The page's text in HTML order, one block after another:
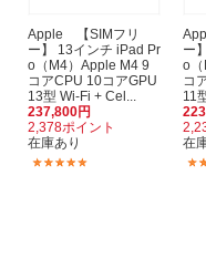
Apple 【SIMフリ
ー】 13インチ iPad Pr
o（M4）Apple M4 9
コアCPU 10コアGPU
13型 Wi-Fi + Cel...
237,800円
2,378ポイント
在庫あり
ー
o
コ
11
在